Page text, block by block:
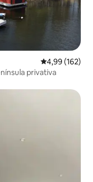
4,99 de uma
4,99 (162)
privativa